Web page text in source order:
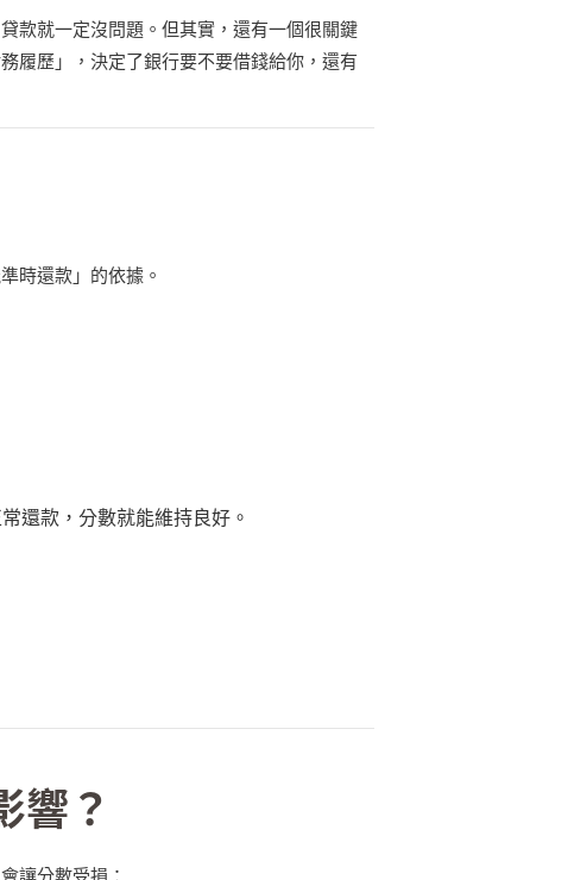
款就一定沒問題。但其實，還有一個很關鍵
履歷」，決定了銀行要不要借錢給你，還有
時還款」的依據。
還款，分數就能維持良好。
響？
讓分數受損：